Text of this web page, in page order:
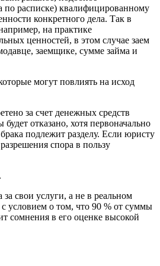
по расписке) квалифицированному
конкретного дела. Так в
на практике
ценностей, в этом случае заем
заемщике, сумме займа и
могут повлиять на исход
за счет денежных средств
отказано, хотя первоначально
подлежит разделу. Если юристу
спора в пользу
свои услуги, а не в реальном
условием о том, что 90 % от суммы
сомнения в его оценке высокой